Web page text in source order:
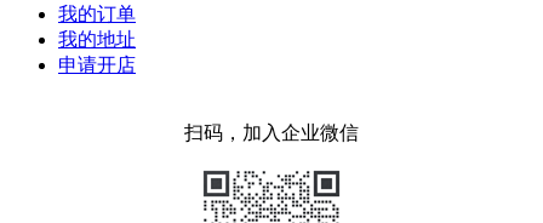
我的订单
我的地址
申请开店
扫码，加入企业微信